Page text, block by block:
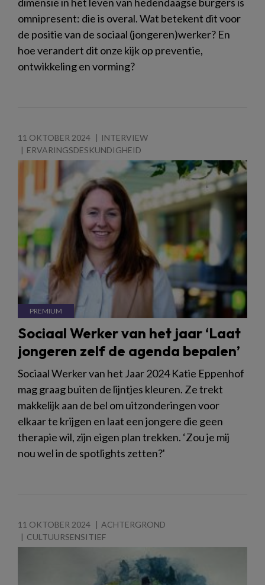
omnipresent: die is overal. Wat betekent dit voor
de positie van de sociaal (jongeren)werker? En
hoe verandert dit onze kijk op preventie,
ontwikkeling en vorming?
11 OKTOBER 2024
INTERVIEW
ERVARINGSDESKUNDIGHEID
Sociaal Werker van het jaar ‘Laat
jongeren zelf de agenda bepalen’
Sociaal Werker van het Jaar 2024 Katie Eppenhof
mag graag buiten de lijntjes kleuren. Ze trekt
makkelijk aan de bel om uitzonderingen voor
elkaar te krijgen en laat een jongere die geen
therapie wil, zijn eigen plan trekken. ‘Zou je mij
nou wel in de spotlights zetten?'
11 OKTOBER 2024
ACHTERGROND
CULTUURSENSITIEF